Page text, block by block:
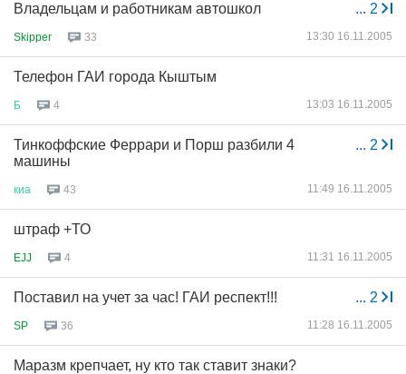
... 2
Владельцам и работникам автошкол
Skipper 33 13:30 16.11.2005
Телефон ГАИ города Кыштым
Б 4 13:03 16.11.2005
... 2
Тинкоффские Феррари и Порш разбили 4
машины
киа 43 11:49 16.11.2005
штраф +ТО
EJJ 4 11:31 16.11.2005
... 2
Поставил на учет за час! ГАИ респект!!!
SP 36 11:28 16.11.2005
Маразм крепчает, ну кто так ставит знаки?